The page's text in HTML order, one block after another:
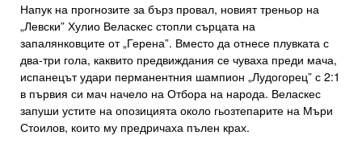
Напук на прогнозите за бърз провал, новият треньор на
„Левски” Хулио Веласкес стопли сърцата на
запалянковците от „Герена”. Вместо да отнесе плувката с
два-три гола, каквито предвиждания се чуваха преди мача,
испанецът удари перманентния шампион „Лудогорец” с 2:1
в първия си мач начело на Отбора на народа. Веласкес
запуши устите на опозицията около гьозтепарите на Мъри
Стоилов, които му предричаха пълен крах.